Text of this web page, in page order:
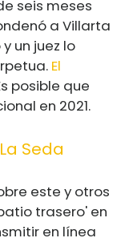
seis meses
a Villarta
un juez lo
El
posible que
en 2021.
Seda
este y otros
trasero' en
en línea